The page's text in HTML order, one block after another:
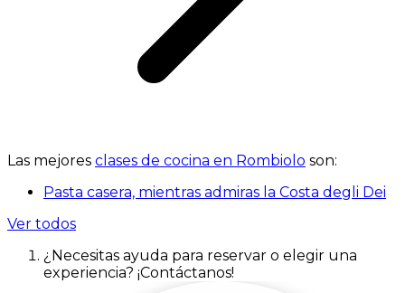
Las mejores clases de cocina en Rombiolo son:
Pasta casera, mientras admiras la Costa degli Dei
Ver todos
¿Necesitas ayuda para reservar o elegir una
experiencia? ¡Contáctanos!